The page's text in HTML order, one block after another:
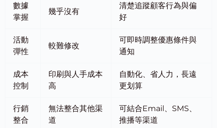
數據
掌握
幾乎沒有
清楚追蹤顧客行為與偏
好
活動
彈性
較難修改
可即時調整優惠條件與
通知
成本
控制
印刷與人手成本
高
自動化、省人力，長遠
更划算
行銷
整合
無法整合其他渠
道
可結合Email、SMS、
推播等渠道